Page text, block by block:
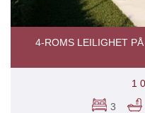
4-ROMS LEILIGHET
1
3